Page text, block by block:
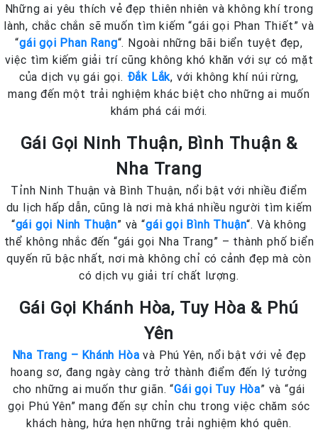
Những ai yêu thích vẻ đẹp thiên nhiên và không khí trong
lành, chắc chắn sẽ muốn tìm kiếm “gái gọi Phan Thiết” và
“gái gọi Phan Rang“. Ngoài những bãi biển tuyệt đẹp,
việc tìm kiếm giải trí cũng không khó khăn với sự có mặt
của dịch vụ gái gọi. Đắk Lắk, với không khí núi rừng,
mang đến một trải nghiệm khác biệt cho những ai muốn
khám phá cái mới.
Gái Gọi Ninh Thuận, Bình Thuận &
Nha Trang
Tỉnh Ninh Thuận và Bình Thuận, nổi bật với nhiều điểm
du lịch hấp dẫn, cũng là nơi mà khá nhiều người tìm kiếm
“gái gọi Ninh Thuận” và “gái gọi Bình Thuận“. Và không
thể không nhắc đến “gái gọi Nha Trang” – thành phố biển
quyến rũ bậc nhất, nơi mà không chỉ có cảnh đẹp mà còn
có dịch vụ giải trí chất lượng.
Gái Gọi Khánh Hòa, Tuy Hòa & Phú
Yên
Nha Trang – Khánh Hòa và Phú Yên, nổi bật với vẻ đẹp
hoang sơ, đang ngày càng trở thành điểm đến lý tưởng
cho những ai muốn thư giãn. “Gái gọi Tuy Hòa” và “gái
gọi Phú Yên” mang đến sự chỉn chu trong việc chăm sóc
khách hàng, hứa hẹn những trải nghiệm khó quên.